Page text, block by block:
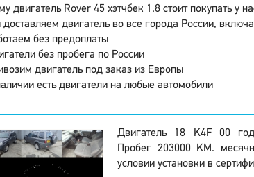
двигатель Rover 45 хэтчбек 1.8 стоит покупать у
двигатель во все города России,
без предоплаты
без пробега по России
двигатель под заказ из Европы
есть двигатели на любые автомобили
Двигатель 18 K4F 00
Пробег 203000 KM.
условии установки в